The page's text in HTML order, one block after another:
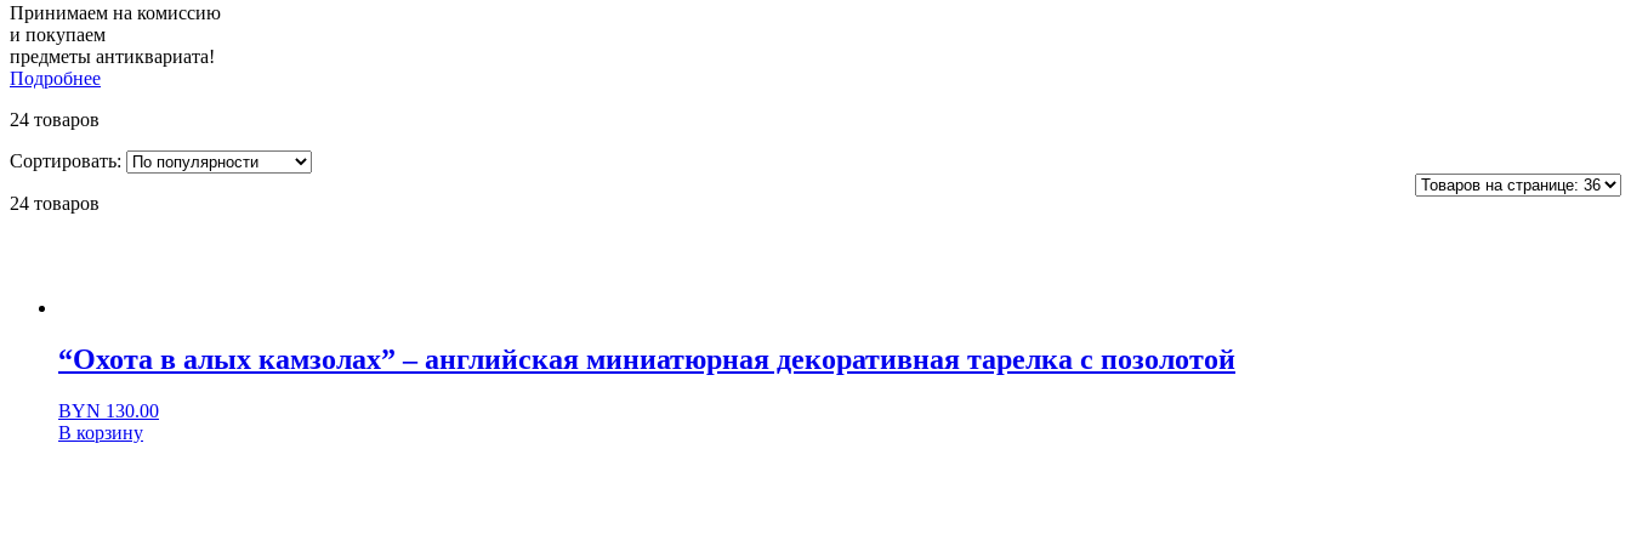
Принимаем на комиссию
и покупаем
предметы антиквариата!
Подробнее
24 товаров
Сортировать:
24 товаров
“Охота в алых камзолах” – английская миниатюрная декоративная тарелка с позолотой
BYN 130.00
В корзину